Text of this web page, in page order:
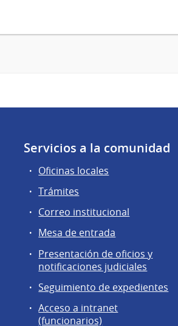
Servicios a la comunidad
Oficinas locales
Trámites
Correo institucional
Mesa de entrada
Presentación de oficios y
notificaciones judiciales
Seguimiento de expedientes
Acceso a intranet
(funcionarios)